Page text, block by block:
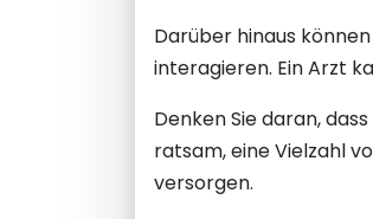
Darüber hinaus
interagieren. Ein Arzt
Denken Sie daran,
ratsam, eine Vielzahl
versorgen.